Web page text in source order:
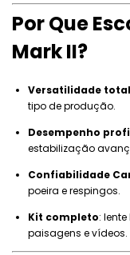
Por Que
Mark II?
Versatilidade total
tipo de produção.
Desempenho
estabilização
Confiabilidade
poeira e respingos.
Kit completo:
paisagens e vídeos.